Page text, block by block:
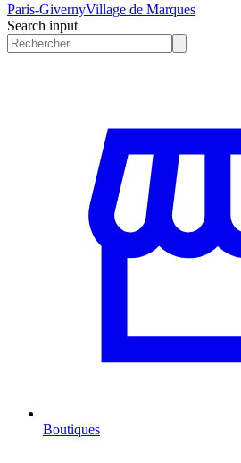
Paris-GivernyVillage de Marques
Search input
Boutiques